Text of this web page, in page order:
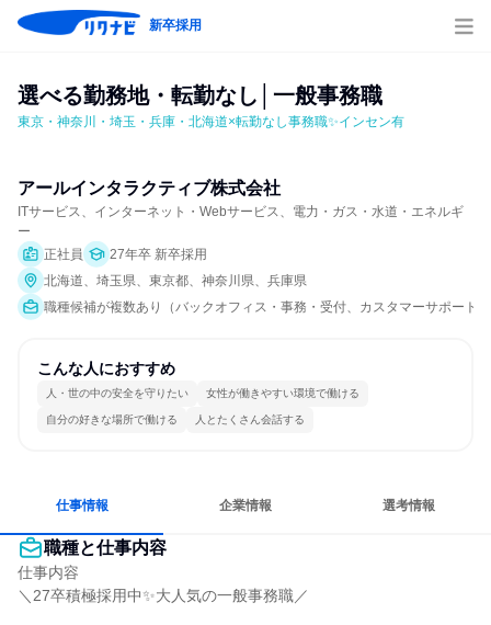
新卒採用
選べる勤務地・転勤なし│一般事務職
東京・神奈川・埼玉・兵庫・北海道×転勤なし事務職✨インセン有
アールインタラクティブ株式会社
ITサービス、インターネット・Webサービス、電力・ガス・水道・エネルギ
ー
正社員
27年卒 新卒採用
北海道、埼玉県、東京都、神奈川県、兵庫県
職種候補が複数あり（バックオフィス・事務・受付、カスタマーサポート/
こんな人におすすめ
人・世の中の安全を守りたい 女性が働きやすい環境で働ける
自分の好きな場所で働ける 人とたくさん会話する
仕事情報 企業情報 選考情報
職種と仕事内容
仕事内容
＼27卒積極採用中✨大人気の一般事務職／